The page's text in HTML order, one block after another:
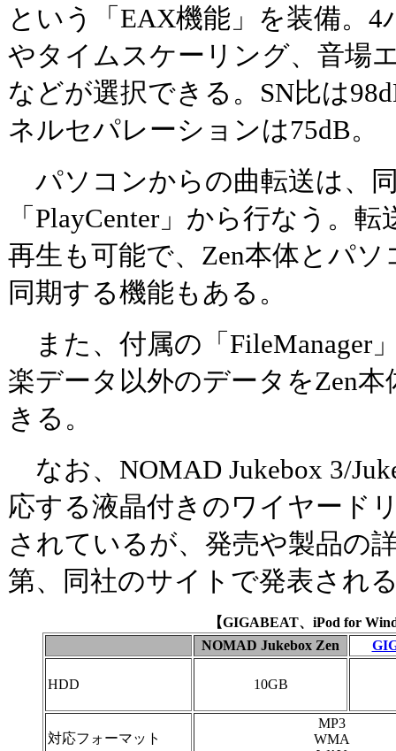
という「EAX機能」を装備。4
やタイムスケーリング、音場
などが選択できる。SN比は
ネルセパレーションは75dB。
パソコンからの曲転送は、
「PlayCenter」から行なう。
再生も可能で、Zen本体とパ
同期する機能もある。
また、付属の「FileManager
楽データ以外のデータをZen
きる。
なお、NOMAD Jukebox 3/
応する液晶付きのワイヤード
されているが、発売や製品の
第、同社のサイトで発表され
【GIGABEAT、iPod for
NOMAD Jukebox Zen
HDD 10GB
対応フォーマット
MP3
WMA